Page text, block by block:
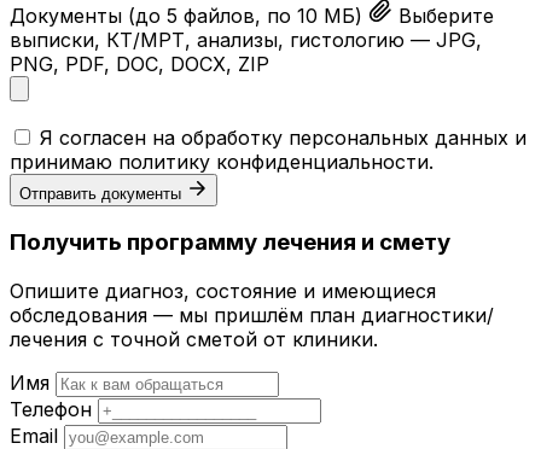
Документы (до 5 файлов, по 10 МБ)
Выберите
выписки, КТ/МРТ, анализы, гистологию — JPG,
PNG, PDF, DOC, DOCX, ZIP
Я согласен на обработку персональных данных и
принимаю политику конфиденциальности.
Отправить документы
Получить программу лечения и смету
Опишите диагноз, состояние и имеющиеся
обследования — мы пришлём план диагностики/
лечения с точной сметой от клиники.
Имя
Телефон
Email